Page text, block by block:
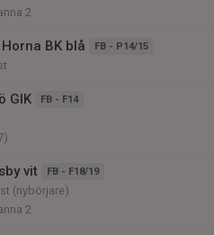
2
BK blå FB - P14/15
GIK FB - F14
vit FB - F18/19
(nybörjare)
2